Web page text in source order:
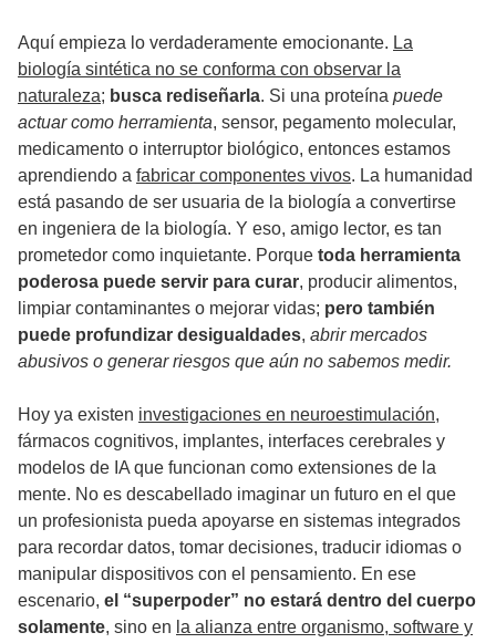
Aquí empieza lo verdaderamente emocionante. La
biología sintética no se conforma con observar la
naturaleza; busca rediseñarla. Si una proteína puede
actuar como herramienta, sensor, pegamento molecular,
medicamento o interruptor biológico, entonces estamos
aprendiendo a fabricar componentes vivos. La humanidad
está pasando de ser usuaria de la biología a convertirse
en ingeniera de la biología. Y eso, amigo lector, es tan
prometedor como inquietante. Porque toda herramienta
poderosa puede servir para curar, producir alimentos,
limpiar contaminantes o mejorar vidas; pero también
puede profundizar desigualdades, abrir mercados
abusivos o generar riesgos que aún no sabemos medir.
Hoy ya existen investigaciones en neuroestimulación,
fármacos cognitivos, implantes, interfaces cerebrales y
modelos de IA que funcionan como extensiones de la
mente. No es descabellado imaginar un futuro en el que
un profesionista pueda apoyarse en sistemas integrados
para recordar datos, tomar decisiones, traducir idiomas o
manipular dispositivos con el pensamiento. En ese
escenario, el “superpoder” no estará dentro del cuerpo
solamente, sino en la alianza entre organismo, software y